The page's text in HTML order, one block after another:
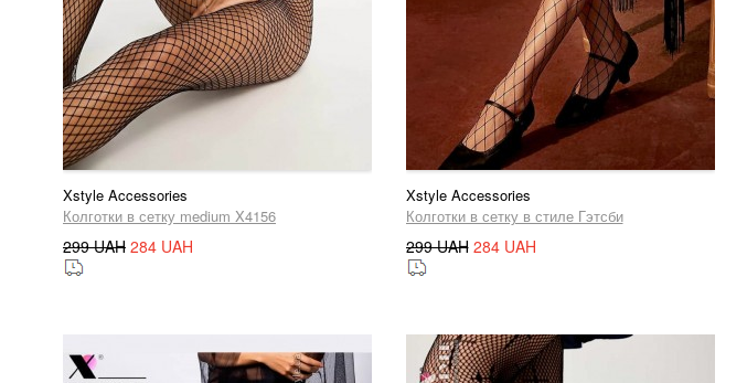
Xstyle Accessories
Колготки в сетку medium X4156
299 UAH 284 UAH
Xstyle Accessories
Колготки в сетку в стиле Гэтсби
299 UAH 284 UAH